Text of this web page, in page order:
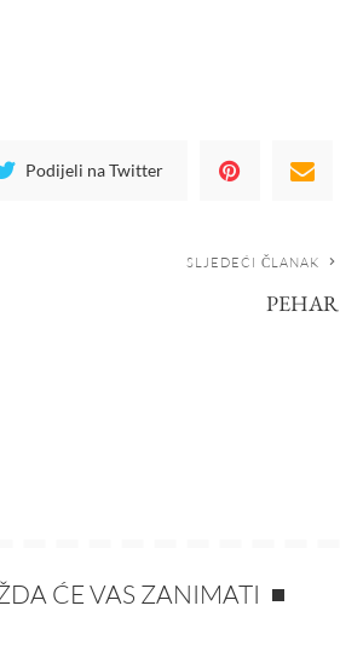
Podijeli na Twitter
SLJEDEĆI ČLANAK
PEHAR
ĆE VAS ZANIMATI